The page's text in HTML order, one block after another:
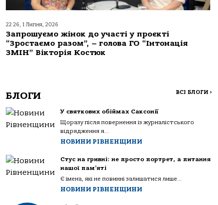
22:26, 1 Липня, 2026
Запрошуємо жінок до участі у проєкті
“Зростаємо разом”, – голова ГО “Інтонація
ЗМІН” Вікторія Костюк
БЛОГИ ВСІ БЛОГИ >
У святкових обіймах Саксонії
Щоразу після повернення із журналістського
відрядження я...
НОВИНИ РІВНЕНЩИНИ
Стус на гривні: не просто портрет, а питання
нашої пам’яті
Є імена, які не повинні залишатися лише...
НОВИНИ РІВНЕНЩИНИ